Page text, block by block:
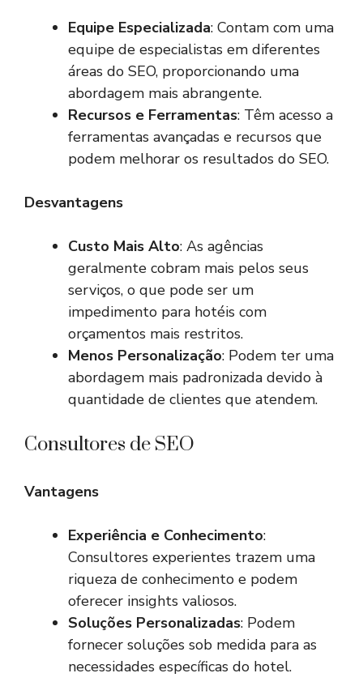
Equipe Especializada: Contam com uma
equipe de especialistas em diferentes
áreas do SEO, proporcionando uma
abordagem mais abrangente.
Recursos e Ferramentas: Têm acesso a
ferramentas avançadas e recursos que
podem melhorar os resultados do SEO.
Desvantagens
Custo Mais Alto: As agências
geralmente cobram mais pelos seus
serviços, o que pode ser um
impedimento para hotéis com
orçamentos mais restritos.
Menos Personalização: Podem ter uma
abordagem mais padronizada devido à
quantidade de clientes que atendem.
Consultores de SEO
Vantagens
Experiência e Conhecimento:
Consultores experientes trazem uma
riqueza de conhecimento e podem
oferecer insights valiosos.
Soluções Personalizadas: Podem
fornecer soluções sob medida para as
necessidades específicas do hotel.